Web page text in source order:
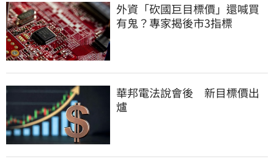
外資「砍國巨目標價」還喊買
有鬼？專家揭後市3指標
華邦電法說會後 新目標價出
爐